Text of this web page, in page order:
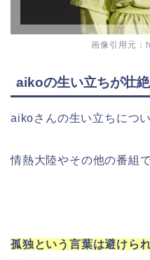
画像引用元
aikoの生い立ちが壮
aikoさんの生い立ちについ
情熱大陸やその他の番組
孤独という言葉は避けら